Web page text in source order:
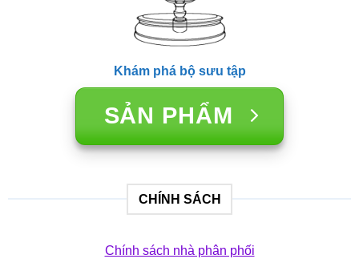
Khám phá bộ sưu tập
SẢN PHẨM
CHÍNH SÁCH
Chính sách nhà phân phối